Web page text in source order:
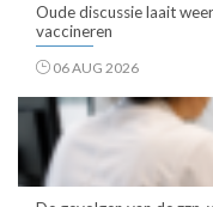
Oude discussie laait
vaccineren
06 AUG 2026